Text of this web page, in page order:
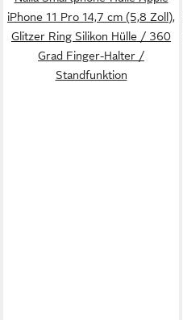
iPhone 11 Pro 14,7 cm (5,8 Zoll),
Glitzer Ring Silikon Hülle / 360
Grad Finger-Halter /
Standfunktion